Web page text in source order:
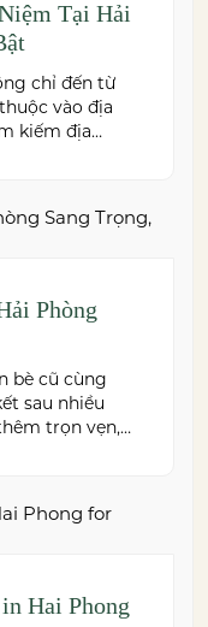
Tại Hải
chỉ đến từ
vào địa
kiếm địa
[…]
Phòng
bè cũ cùng
sau nhiều
trọn vẹn,
Hai Phong